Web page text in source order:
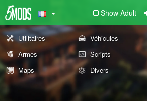
Show Adult
Utilitaires Véhicules
Armes
Scripts
Maps
Divers